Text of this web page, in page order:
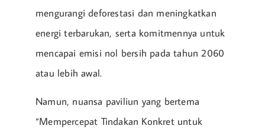
mengurangi deforestasi dan meningkatkan
energi terbarukan, serta komitmennya untuk
mencapai emisi nol bersih pada tahun 2060
atau lebih awal.
Namun, nuansa paviliun yang bertema
“Mempercepat Tindakan Konkret untuk